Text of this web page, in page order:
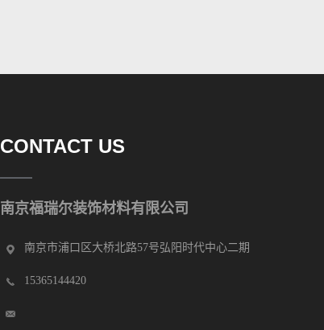
CONTACT US
南京福瑞尔装饰材料有限公司
南京市浦口区大桥北路57号弘阳时代中心二期
15365144420